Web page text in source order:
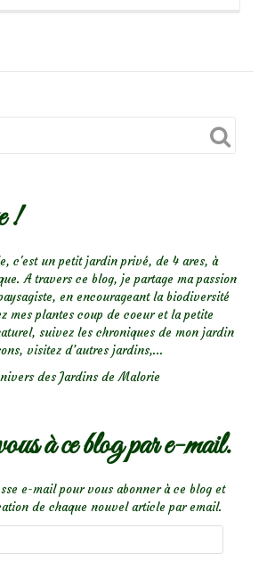
Un
dans
!
c'est un petit jardin privé, de 4 ares, à
A travers ce blog, je partage ma passion
en encourageant la biodiversité
mes plantes coup de coeur et la petite
suivez les chroniques de mon jardin
visitez d’autres jardins,...
des Jardins de Malorie
à ce blog par e-mail.
e-mail pour vous abonner à ce blog et
de chaque nouvel article par email.